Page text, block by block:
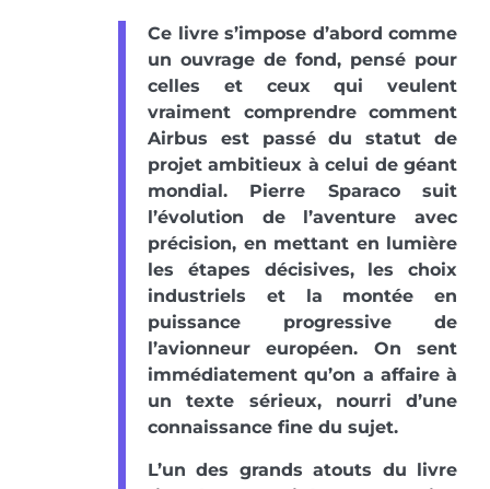
Ce livre s’impose d’abord comme
un ouvrage de fond, pensé pour
celles et ceux qui veulent
vraiment comprendre comment
Airbus est passé du statut de
projet ambitieux à celui de géant
mondial. Pierre Sparaco suit
l’évolution de l’aventure avec
précision, en mettant en lumière
les étapes décisives, les choix
industriels et la montée en
puissance progressive de
l’avionneur européen. On sent
immédiatement qu’on a affaire à
un texte sérieux, nourri d’une
connaissance fine du sujet.
L’un des grands atouts du livre